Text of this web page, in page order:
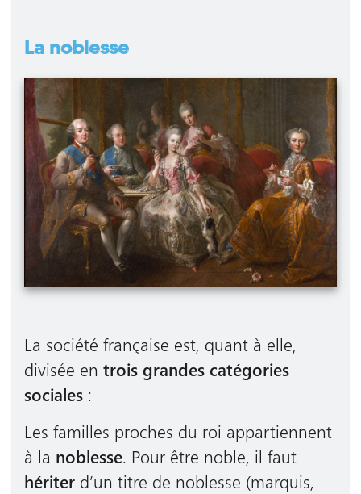
La noblesse
La société française est, quant à elle,
divisée en trois grandes catégories
sociales :
Les familles proches du roi appartiennent
à la noblesse. Pour être noble, il faut
hériter d’un titre de noblesse (marquis,